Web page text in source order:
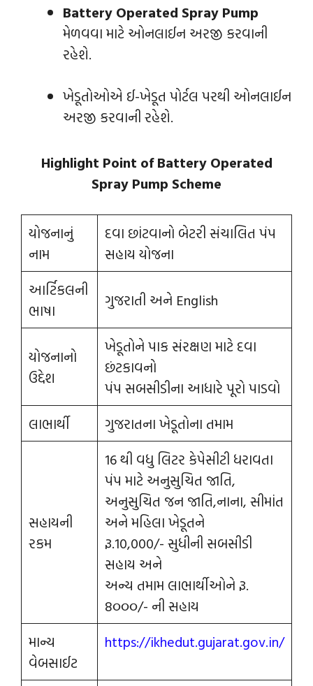
Battery Operated Spray Pump
મેળવવા માટે ઓનલાઈન અરજી કરવાની
રહેશે.
ખેડૂતોઓએ ઈ-ખેડૂત પોર્ટલ પરથી ઓનલાઈન
અરજી કરવાની રહેશે.
Highlight Point of Battery Operated
Spray Pump Scheme
યોજનાનું
નામ
દવા છાંટવાનો બેટરી સંચાલિત પંપ
સહાય યોજના
આર્ટિકલની
ભાષા
ગુજરાતી અને English
યોજનાનો
ઉદ્દેશ
ખેડૂતોને પાક સંરક્ષણ માટે દવા
છંટકાવનો
પંપ સબસીડીના આધારે પૂરો પાડવો
લાભાર્થી
ગુજરાતના ખેડૂતોના તમામ
સહાયની
રકમ
16 થી વધુ લિટર કેપેસીટી ધરાવતા
પંપ માટે અનુસુચિત જાતિ,
અનુસુચિત જન જાતિ,નાના, સીમાંત
અને મહિલા ખેડૂતને
રૂ.10,000/- સુધીની સબસીડી
સહાય અને
અન્ય તમામ લાભાર્થીઓને રૂ.
8૦૦૦/- ની સહાય
માન્ય
વેબસાઈટ
https://ikhedut.gujarat.gov.in/